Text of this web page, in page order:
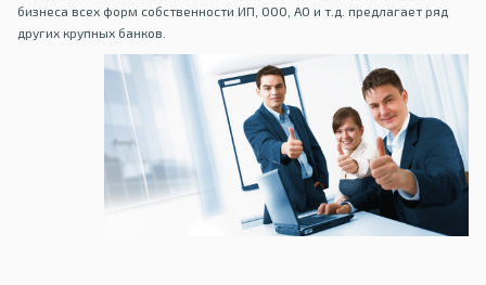
бизнеса всех форм собственности ИП, ООО, АО и т.д. предлагает ряд
других крупных банков.